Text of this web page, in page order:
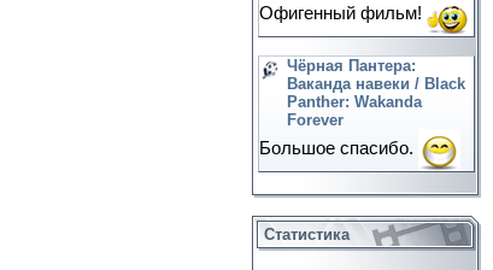
Офигенный фильм!
Чёрная Пантера:
Ваканда навеки / Black
Panther: Wakanda
Forever
Большое спасибо.
Статистика